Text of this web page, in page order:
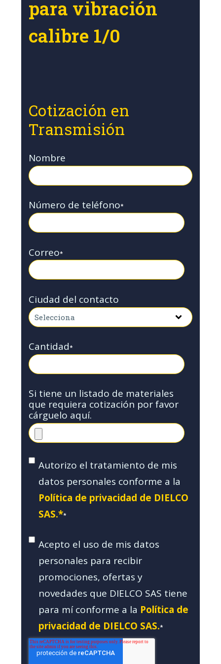
para vibración
calibre 1/0
Cotización en
Transmisión
Nombre
Número de teléfono*
Correo*
Ciudad del contacto
Cantidad*
Si tiene un listado de materiales
que requiera cotización por favor
cárguelo aquí.
Autorizo el tratamiento de mis
datos personales conforme a la
Política de privacidad de DIELCO
SAS.**
Acepto el uso de mis datos
personales para recibir
promociones, ofertas y
novedades que DIELCO SAS tiene
para mí conforme a la Política de
privacidad de DIELCO SAS.*